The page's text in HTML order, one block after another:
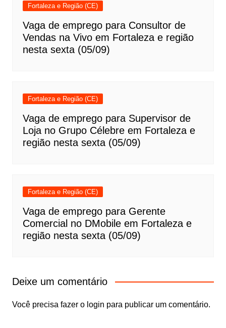
Fortaleza e Região (CE)
Vaga de emprego para Consultor de
Vendas na Vivo em Fortaleza e região
nesta sexta (05/09)
Fortaleza e Região (CE)
Vaga de emprego para Supervisor de
Loja no Grupo Célebre em Fortaleza e
região nesta sexta (05/09)
Fortaleza e Região (CE)
Vaga de emprego para Gerente
Comercial no DMobile em Fortaleza e
região nesta sexta (05/09)
Deixe um comentário
Você precisa fazer o login para publicar um comentário.